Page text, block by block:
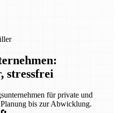
stressfrei
für private und
bis zur Abwicklung.